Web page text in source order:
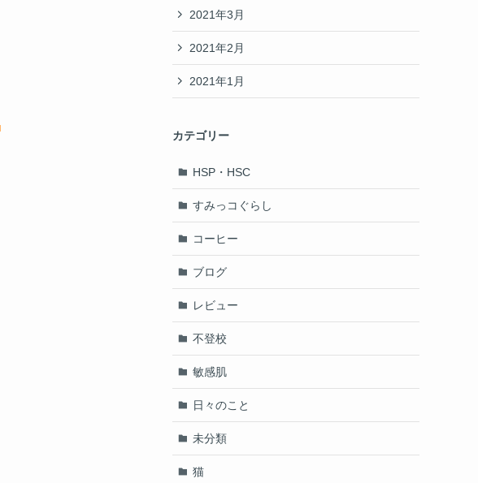
2021年3月
2021年2月
2021年1月
カテゴリー
HSP・HSC
すみっコぐらし
コーヒー
ブログ
レビュー
不登校
敏感肌
日々のこと
未分類
猫